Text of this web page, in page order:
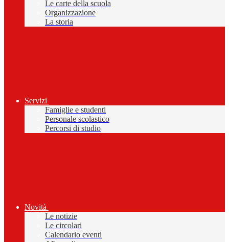
Le carte della scuola
Organizzazione
La storia
Servizi
Famiglie e studenti
Personale scolastico
Percorsi di studio
Novità
Le notizie
Le circolari
Calendario eventi